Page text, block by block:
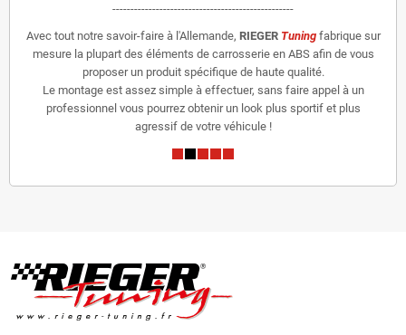
--------------------------------------------------
Avec tout notre savoir-faire à l'Allemande, RIEGER Tuning fabrique sur
mesure la plupart des éléments de carrosserie en ABS afin de vous
proposer un produit spécifique de haute qualité.
Le montage est assez simple à effectuer, sans faire appel à un
professionnel vous pourrez obtenir un look plus sportif et plus
agressif de votre véhicule !